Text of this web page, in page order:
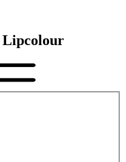
Lipcolour